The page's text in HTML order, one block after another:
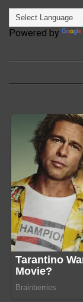
Powered by